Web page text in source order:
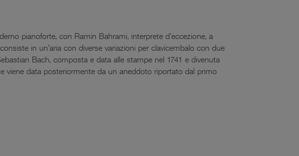
pianoforte, con Ramin Bahrami, interprete d’eccezione, a
in un’aria con diverse variazioni per clavicembalo con due
Bach, composta e data alle stampe nel 1741 e divenuta
viene data posteriormente da un aneddoto riportato dal primo